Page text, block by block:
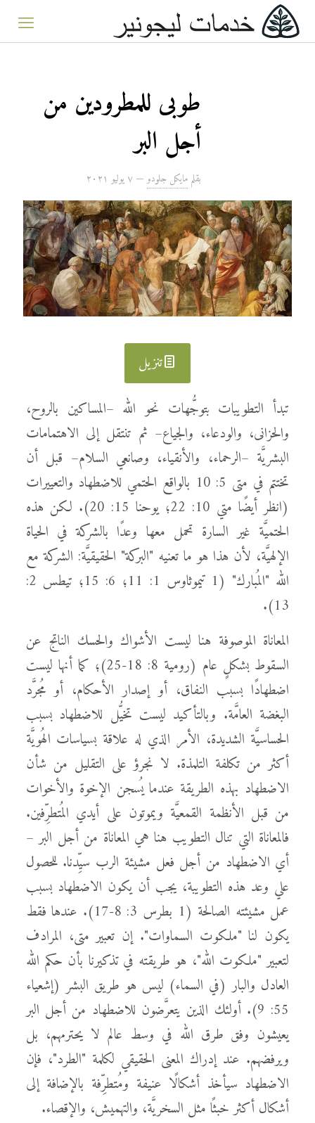
طوبى للمطرودين من
أجل البر
بقلم مايكل جلودو — ۷ يوليو ۲۰۲۱
تنزيل
تبدأ التطويبات بتوجُّهات نحو الله –المساكين بالروح،
والحزانى، والودعاء، والجياع– ثم تنتقل إلى الاهتمامات
البشريَّة –الرحماء، والأنقياء، وصانعي السلام– قبل أن
تختتم في متى 5: 10 بالواقع الحتمي للاضطهاد والتعييرات
(انظر أيضًا متي 10: 22؛ يوحنا 15: 20). لكن هذه
الحتميَّة غير السارة تحمل معها وعدًا بالشركة في الحياة
الإلهيَّة، لأن هذا هو ما تعنيه "البركة" الحقيقيَّة: الشركة مع
الله "المُبارك" (1 تيموثاوس 1: 11؛ 6: 15؛ تيطس 2:
13).
المعاناة الموصوفة هنا ليست الأشواك والحسك الناتج عن
السقوط بشكلٍ عام (رومية 8: 18-25)؛ كما أنها ليست
اضطهادًا بسبب النفاق، أو إصدار الأحكام، أو مُجرَّد
البغضة العامَّة. وبالتأكيد ليست تخيُّل للاضطهاد بسبب
الحساسيَّة الشديدة، الأمر الذي له علاقة بسياسات الهُويَّة
أكثر من تكلفة التلمذة. لا نجرؤ على التقليل من شأن
الاضطهاد بهذه الطريقة عندما يُسجن الإخوة والأخوات
من قبل الأنظمة القمعيَّة ويموتون على أيدي المُتطرِّفين.
فالمعاناة التي تنال التطويب هنا هي المعاناة من أجل البر –
أي الاضطهاد من أجل فعل مشيئة الرب سيِّدنا. للحصول
علي وعد هذه التطويبة، يجب أن يكون الاضطهاد بسبب
عمل مشيئته الصالحة (1 بطرس 3: 8-17). عندها فقط
يكون لنا "ملكوت السماوات". إن تعبير متى، المرادف
لتعبير "ملكوت الله"، هو طريقته في تذكيرنا بأن حكم الله
العادل والبار (في السماء) ليس هو طريق البشر (إشعياء
55: 9). أولئك الذين يتعرَّضون للاضطهاد من أجل البر
يعيشون وفق طرق الله في وسط عالم لا يحترمهم، بل
ويرفضهم. عند إدراك المعنى الحقيقي لكلمة "الطرد"، فإن
الاضطهاد سيأخذ أشكالًا عنيفة ومُتطرِّفة بالإضافة إلى
أشكال أكثر خبثًا مثل السخريَّة، والتهميش، والإقصاء.